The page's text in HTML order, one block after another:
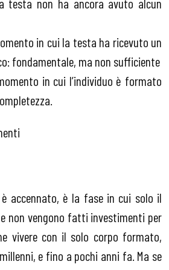
in cui la testa ha ricevuto un
fondamentale, ma non sufficiente
in cui l’individuo è formato
accennato, è la fase in cui solo il
non vengono fatti investimenti per
vivere con il solo corpo formato,
e fino a pochi anni fa. Ma se